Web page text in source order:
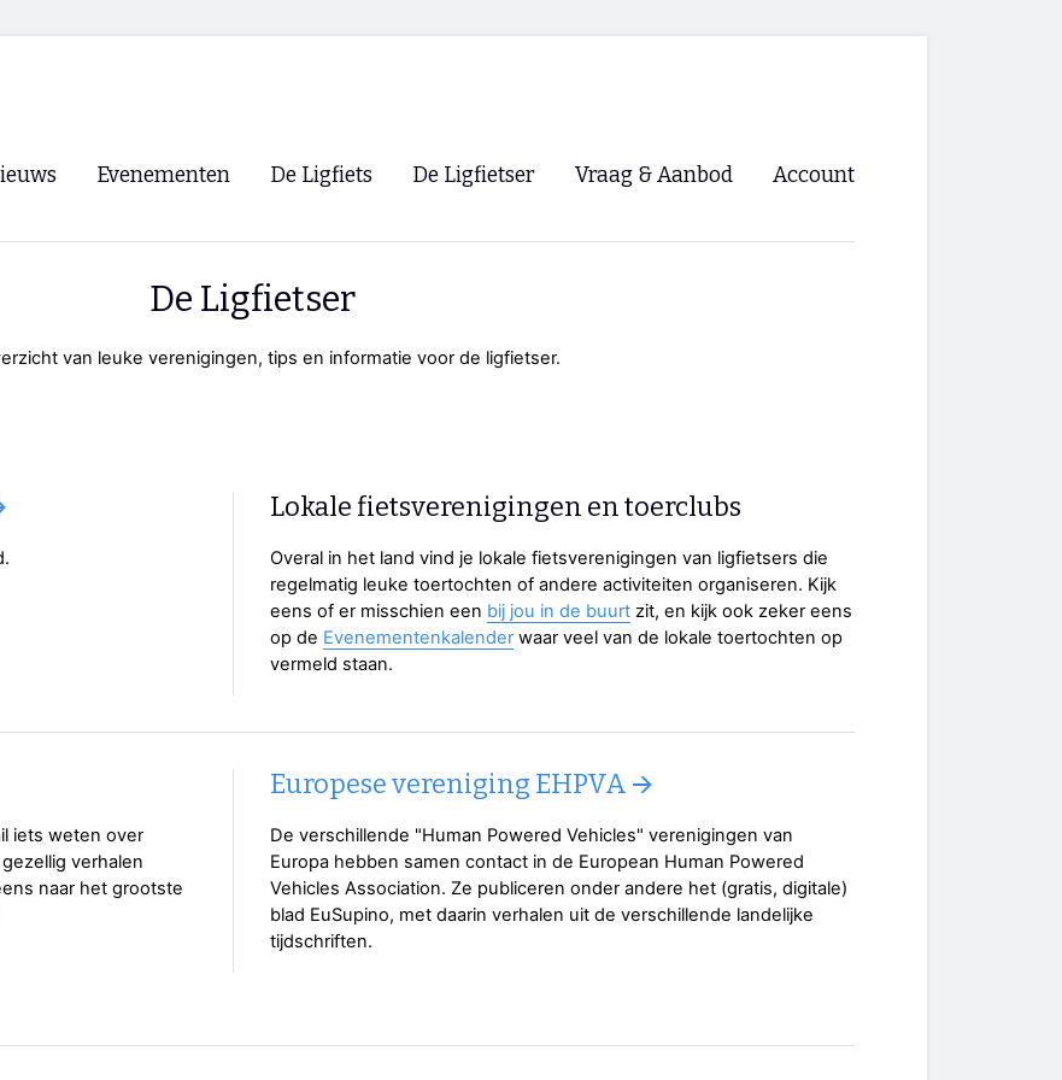
RSS
Evenementen De Ligfiets
Winkels
De Ligfietser
Forum ligfietsers.nl 🡺
Vraag & Aanbod Account
De Ligfietser
van leuke verenigingen, tips en informatie voor de ligfietser.
Lokale fietsverenigingen en toerclubs
Overal in het land vind je lokale fietsverenigingen van ligfietsers die
regelmatig leuke toertochten of andere activiteiten organiseren. Kijk
eens of er misschien een bij jou in de buurt zit, en kijk ook zeker eens
op de Evenementenkalender waar veel van de lokale toertochten op
vermeld staan.
iets weten over
verhalen
naar het grootste
Europese vereniging EHPVA 🡪
De verschillende "Human Powered Vehicles" verenigingen van
Europa hebben samen contact in de European Human Powered
Vehicles Association. Ze publiceren onder andere het (gratis, digitale)
blad EuSupino, met daarin verhalen uit de verschillende landelijke
tijdschriften.